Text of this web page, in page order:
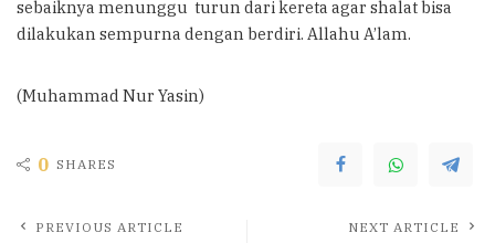
sebaiknya menunggu turun dari kereta agar shalat bisa
dilakukan sempurna dengan berdiri. Allahu A’lam.
(Muhammad Nur Yasin)
0 SHARES
PREVIOUS ARTICLE NEXT ARTICLE